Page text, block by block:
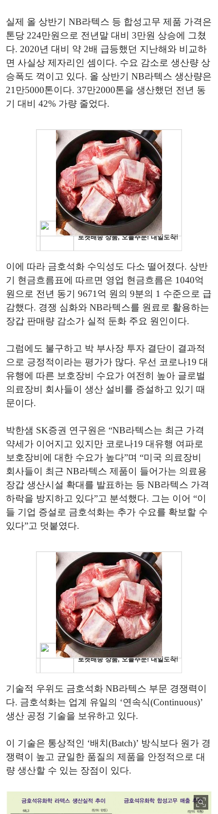
실제 올 상반기 NB라텍스 등 합성고무 제품 가격은
톤당 224만원으로 전년말 대비 3만원 상승에 그쳤
다. 2020년 대비 약 2배 급등했던 지난해와 비교하
면 사실상 제자리인 셈이다. 수요 감소로 생산량 상
승폭도 꺽이고 있다. 올 상반기 NB라텍스 생산량은
21만5000톤이다. 37만2000톤을 생산했던 전년 동
기 대비 42% 가량 줄었다.
이에 따라 금호석화 수익성도 다소 떨어졌다. 상반
기 현금흐름표에 따르면 영업 현금흐름은 1040억
원으로 전년 동기 9671억 원의 9분의 1 수준으로 급
감했다. 경쟁 심화와 NB라텍스를 원료로 활용하는
장갑 판매량 감소가 실적 둔화 주요 원인이다.
그럼에도 불구하고 박 부사장 투자 결단이 결과적
으로 긍정적이라는 평가가 많다. 우선 코로나19 대
유행에 따른 보호장비 수요가 여전히 높아 글로벌
의료장비 회사들이 생산 설비를 증설하고 있기 때
문이다.
박한샘 SK증권 연구원은 “NB라텍스는 최근 가격
약세가 이어지고 있지만 코로나19 대유행 여파로
보호장비에 대한 수요가 높다”며 “미국 의료장비
회사들이 최근 NB라텍스 제품이 들어가는 의료용
장갑 생산시설 확대를 발표하는 등 NB라텍스 가격
하락을 방지하고 있다”고 분석했다. 그는 이어 “이
들 기업 증설로 금호석화는 추가 수요를 확보할 수
있다”고 덧붙였다.
기술적 우위도 금호석화 NB라텍스 부문 경쟁력이
다. 금호석화는 업계 유일의 ‘연속식(Continuous)’
생산 공정 기술을 보유하고 있다.
이 기술은 통상적인 ‘배치(Batch)’ 방식보다 원가 경
쟁력이 높고 균일한 품질의 제품을 안정적으로 대
량 생산할 수 있는 장점이 있다.